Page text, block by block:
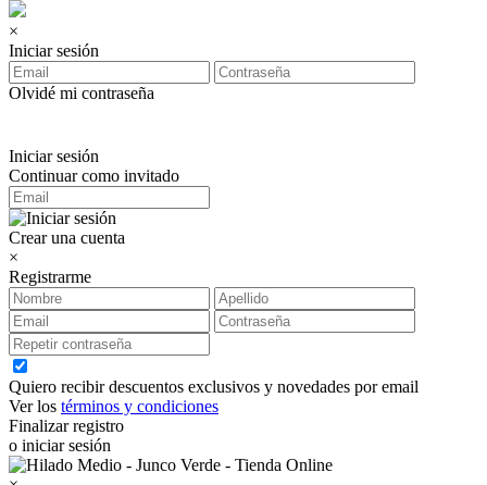
×
Iniciar sesión
Olvidé mi contraseña
Iniciar sesión
Continuar como invitado
Crear una cuenta
×
Registrarme
Quiero recibir descuentos exclusivos y novedades por email
Ver los términos y condiciones
Finalizar registro
o iniciar sesión